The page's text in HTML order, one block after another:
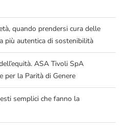
quando prendersi cura delle
più autentica di sostenibilità
ASA Tivoli SpA
per la Parità di Genere
semplici che fanno la